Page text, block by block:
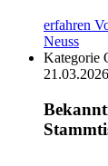
erfahren
Neuss
Kategorie
21.03.2026